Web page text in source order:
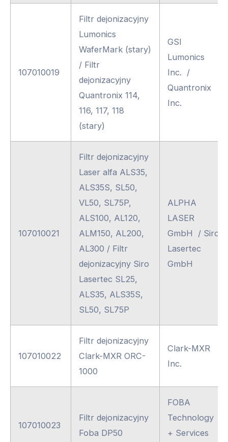
107010019
Filtr dejonizacyjny
Lumonics
WaferMark (stary)
/ Filtr
dejonizacyjny
Quantronix 114,
116, 117, 118
(stary)
GSI
Lumonics
Inc. /
Quantronix
Inc.
107010021
Filtr dejonizacyjny
Laser alfa ALS35,
ALS35S, SL50,
VL50, SL75P,
ALS100, AL120,
ALM150, AL200,
AL300 / Filtr
dejonizacyjny Siro
Lasertec SL25,
ALS35, ALS35S,
SL50, SL75P
ALPHA
LASER
GmbH / Siro
Lasertec
GmbH
107010022
Filtr dejonizacyjny
Clark-MXR ORC-
1000
Clark-MXR
Inc.
107010023
Filtr dejonizacyjny
Foba DP50
FOBA
Technology
+ Services